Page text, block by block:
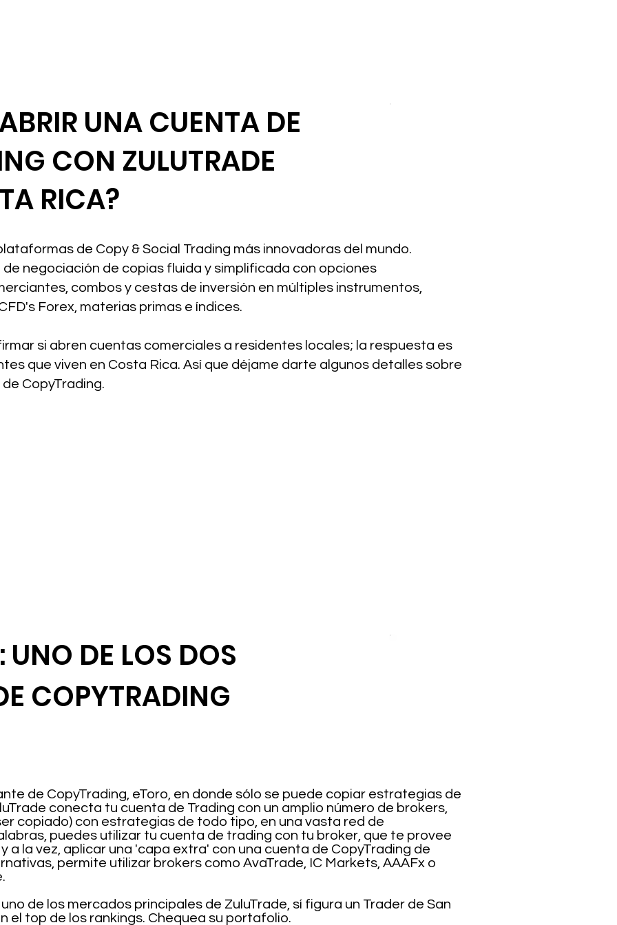
UNA CUENTA DE
CON ZULUTRADE
RICA?
de Copy & Social Trading más innovadoras del mundo.
negociación de copias fluida y simplificada con opciones
combos y cestas de inversión en múltiples instrumentos,
Forex, materias primas e índices.
si abren cuentas comerciales a residentes locales; la respuesta es
que viven en Costa Rica. Así que déjame darte algunos detalles sobre
CopyTrading.
de CopyTrading, eToro, en donde sólo se puede copiar estrategias de
conecta tu cuenta de Trading con un amplio número de brokers,
copiado) con estrategias de todo tipo, en una vasta red de
puedes utilizar tu cuenta de trading con tu broker, que te provee
a la vez, aplicar una 'capa extra' con una cuenta de CopyTrading de
permite utilizar brokers como AvaTrade, IC Markets, AAAFx o
de los mercados principales de ZuluTrade, sí figura un Trader de San
el top de los rankings. Chequea su portafolio.
UNO DE LOS DOS
COPYTRADING